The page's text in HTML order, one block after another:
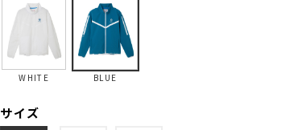
WHITE BLUE
サイズ